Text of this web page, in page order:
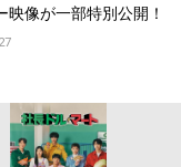
映像が一部特別公開！